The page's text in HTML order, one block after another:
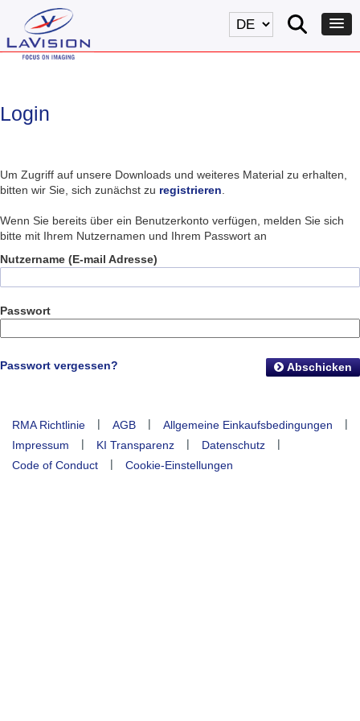
Login
Um Zugriff auf unsere Downloads und weiteres Material zu erhalten,
bitten wir Sie, sich zunächst zu registrieren
Wenn Sie bereits über ein Benutzerkonto verfügen, melden Sie sich
bitte mit Ihrem Nutzernamen und Ihrem Passwort an
Nutzername (E-mail Adresse)
Passwort
Passwort vergessen? Abschicken
RMA Richtlinie | AGB | Allgemeine Einkaufsbedingungen
|
Impressum
| KI Transparenz | Datenschutz
|
Code of Conduct
| Cookie-Einstellungen